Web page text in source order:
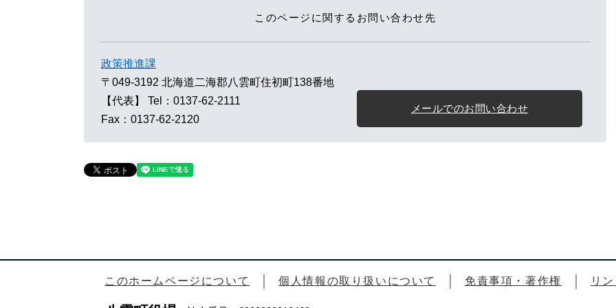
このページに関するお問い合わせ先
政策推進課
〒049-3192 北海道二海郡八雲町住初町138番地
【代表】
Tel：0137-62-2111
Fax：0137-62-2120
メールでのお問い合わせ
このホームページについて 個人情報の取り扱いについて 免責事項・著作権 リ